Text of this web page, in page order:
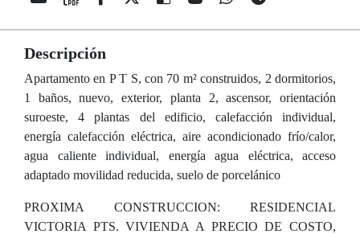
Descripción
Apartamento en P T S, con 70 m² construidos, 2 dormitorios,
1 baños, nuevo, exterior, planta 2, ascensor, orientación
suroeste, 4 plantas del edificio, calefacción individual,
energía calefacción eléctrica, aire acondicionado frío/calor,
agua caliente individual, energía agua eléctrica, acceso
adaptado movilidad reducida, suelo de porcelánico
PROXIMA CONSTRUCCION: RESIDENCIAL
VICTORIA PTS. VIVIENDA A PRECIO DE COSTO,